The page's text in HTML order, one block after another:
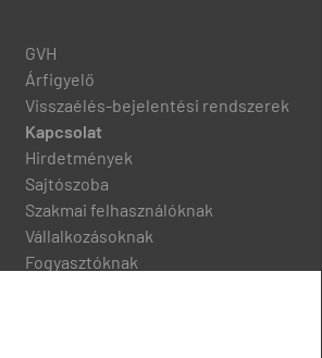
GVH
Árfigyelő
Visszaélés-bejelentési rendszerek
Kapcsolat
Hirdetmények
Sajtószoba
Szakmai felhasználóknak
Vállalkozásoknak
Fogyasztóknak